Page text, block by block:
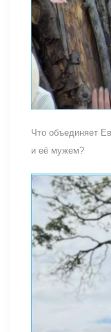
Что объединяет
и её мужем?